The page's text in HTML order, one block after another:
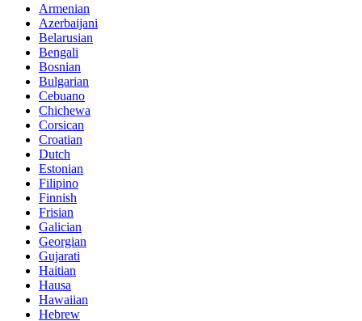
Armenian
Azerbaijani
Belarusian
Bengali
Bosnian
Bulgarian
Cebuano
Chichewa
Corsican
Croatian
Dutch
Estonian
Filipino
Finnish
Frisian
Galician
Georgian
Gujarati
Haitian
Hausa
Hawaiian
Hebrew